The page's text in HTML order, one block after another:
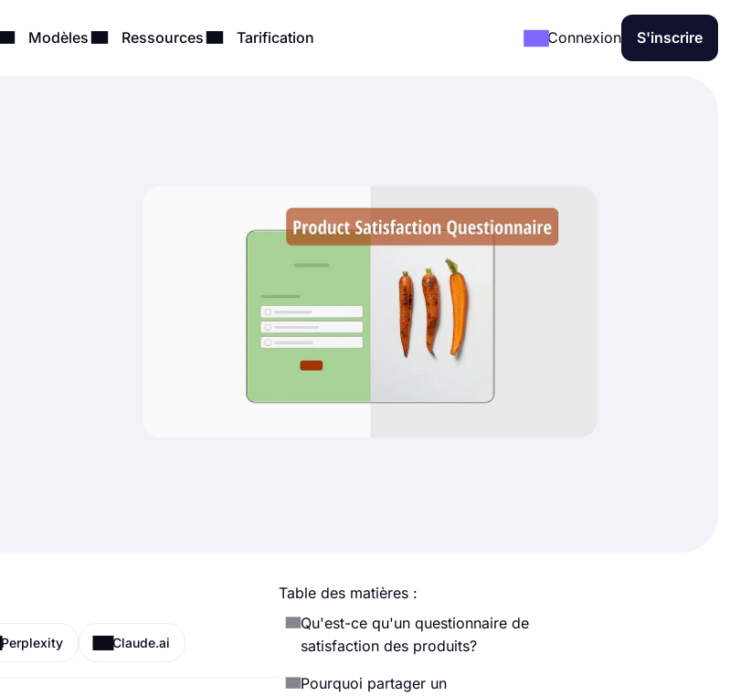
Modèles Ressources Tarification Connexion S'inscrire
Perplexity Claude.ai
Table des matières :
Qu'est-ce qu'un questionnaire de
satisfaction des produits?
Pourquoi partager un